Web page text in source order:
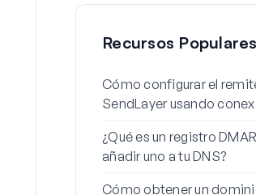
Recursos Populares
Cómo configurar el
SendLayer usando
¿Qué es un registro
añadir uno a tu DNS?
Cómo obtener un